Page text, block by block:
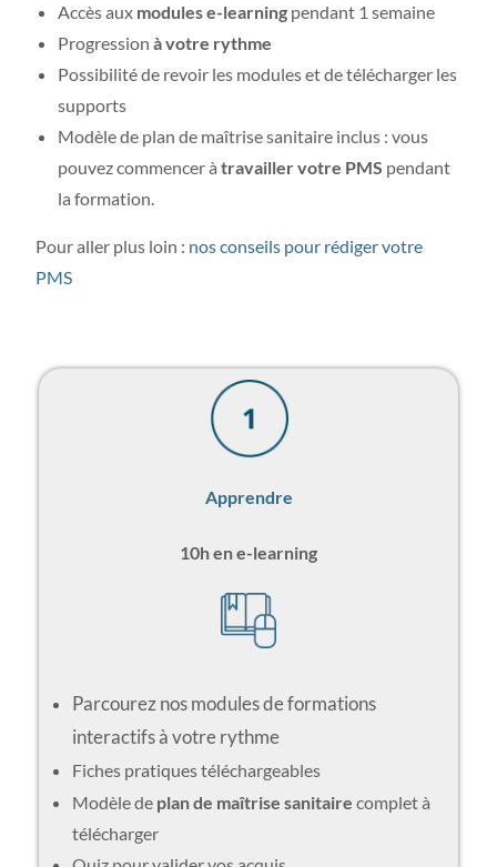
Accès aux modules e-learning pendant 1 semaine
Progression à votre rythme
Possibilité de revoir les modules et de télécharger les
supports
Modèle de plan de maîtrise sanitaire inclus : vous
pouvez commencer àtravailler votre PMS pendant
la formation.
Pour aller plus loin : nos conseils pour rédiger votre
PMS
Apprendre
10h en e-learning
Parcourez nos modules de formations
interactifs à votre rythme
Fiches pratiques téléchargeables
Modèle de plan de maîtrise sanitaire complet à
télécharger